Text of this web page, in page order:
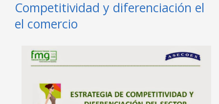
Competitividad y diferenciación el
el comercio